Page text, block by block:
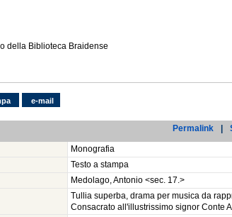
della Biblioteca Braidense
e-mail
Permalink
Monografia
Testo a stampa
Medolago, Antonio <sec. 17.>
Tullia superba, drama per musica da
Consacrato all'illustrissimo signor Conte